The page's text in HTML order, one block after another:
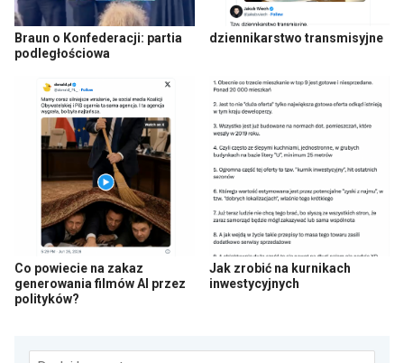
Braun o Konfederacji: partia
podległościowa
dziennikarstwo transmisyjne
Co powiecie na zakaz
generowania filmów AI przez
polityków?
Jak zrobić na kurnikach
inwestycyjnych